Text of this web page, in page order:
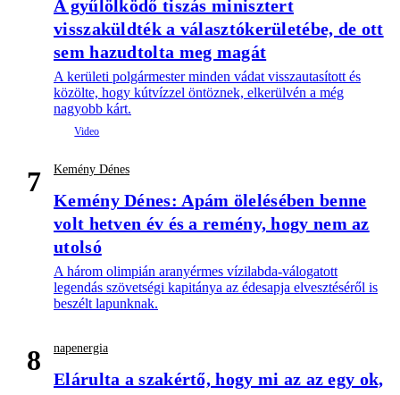
A gyűlölködő tiszás minisztert
visszaküldték a választókerületébe, de ott
sem hazudtolta meg magát
A kerületi polgármester minden vádat visszautasított és
közölte, hogy kútvízzel öntöznek, elkerülvén a még
nagyobb kárt.
7 Kemény Dénes
Kemény Dénes: Apám ölelésében benne
volt hetven év és a remény, hogy nem az
utolsó
A három olimpián aranyérmes vízilabda-válogatott
legendás szövetségi kapitánya az édesapja elvesztéséről is
beszélt lapunknak.
8 napenergia
Elárulta a szakértő, hogy mi az az egy ok,